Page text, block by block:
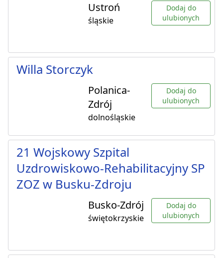
Ustroń
śląskie
Dodaj do
ulubionych
Willa Storczyk
Polanica-
Zdrój
dolnośląskie
Dodaj do
ulubionych
21 Wojskowy Szpital
Uzdrowiskowo-Rehabilitacyjny SP
ZOZ w Busku-Zdroju
Busko-Zdrój
świętokrzyskie
Dodaj do
ulubionych